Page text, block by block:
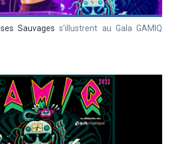
Sauvages s'illustrent au Gala GAMIQ